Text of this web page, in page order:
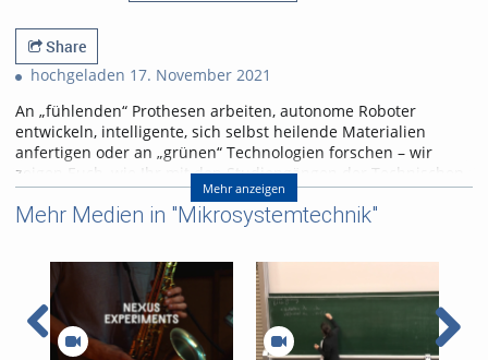
views
favorites
Share
hochgeladen 17. November 2021
An „fühlenden“ Prothesen arbeiten, autonome Roboter
entwickeln, intelligente, sich selbst heilende Materialien
anfertigen oder an „grünen“ Technologien forschen – wir
zeigen Euch, wie Ihr mit den Studiengängen der Technischen
Fakultät die notwendigen Kompetenzen erlernt, um als
Ingenieur*in oder Informatiker*in die gesellschaftlichen und
Schülerinnen und Schüler am 17.11.2021
Referent/in:
Prof. Dr. Hannah Bast,
Studiendekanin
Mehr anzeigen
Mehr Medien in "Mikrosystemtechnik"